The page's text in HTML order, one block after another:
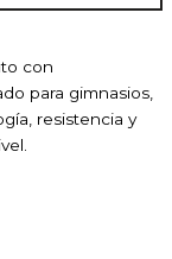
con
para gimnasios,
resistencia y